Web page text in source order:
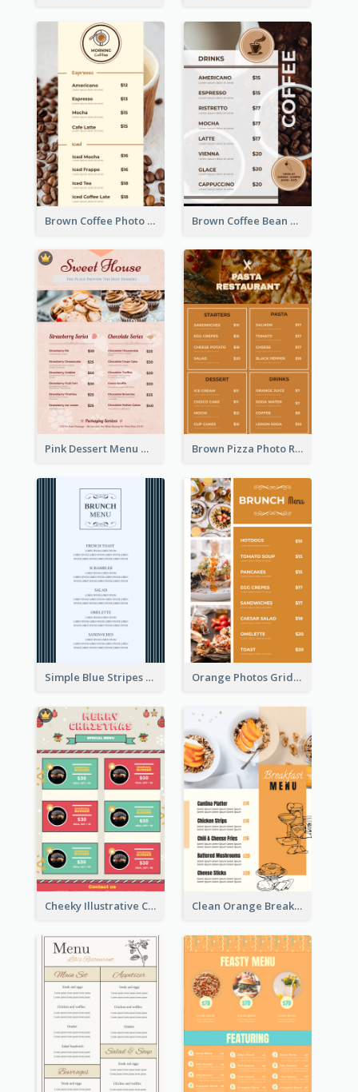
Brown Coffee Photo Coffee Shop Menu Brown Coffee Bean Background Café Menu
Pink Dessert Menu With Two Column Brown Pizza Photo Restaurant Menu
Simple Blue Stripes Patterns Brunch Menu Orange Photos Grids Brunch Menu
Cheeky Illustrative Christmas Celebration Menu Design Clean Orange Breakfast Cafe Menu Design